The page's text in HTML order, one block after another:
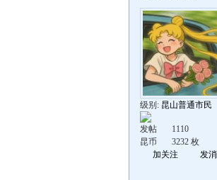
级别: 昆山普通市民
发帖
1110
昆币
3232 枚
加关注
发